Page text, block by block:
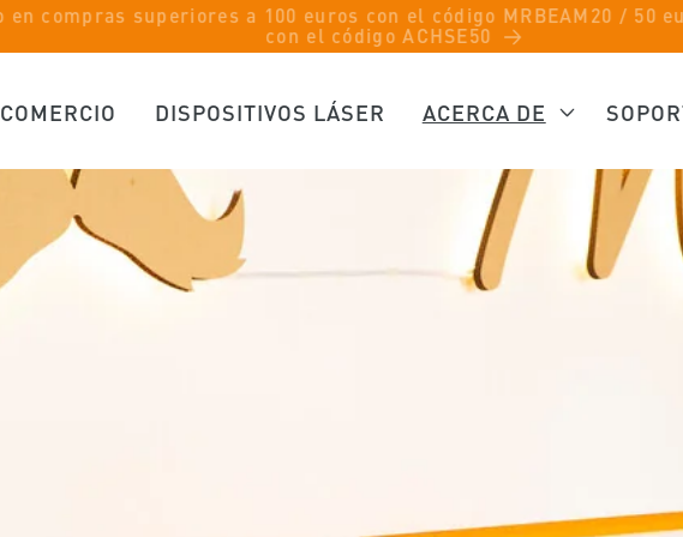
Gratis Rotary Probierbox (Wert: 79,90) beim Kauf einer
COMERCIO DISPOSITIVOS LÁSER ACERCA DE